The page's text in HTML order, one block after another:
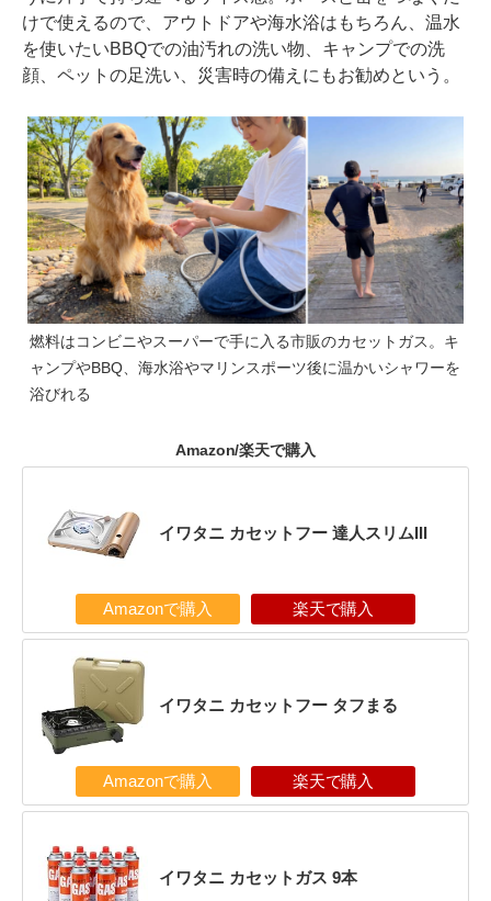
けで使えるので、アウトドアや海水浴はもちろん、温水
を使いたいBBQでの油汚れの洗い物、キャンプでの洗
顔、ペットの足洗い、災害時の備えにもお勧めという。
燃料はコンビニやスーパーで手に入る市販のカセットガス。キ
ャンプやBBQ、海水浴やマリンスポーツ後に温かいシャワーを
浴びれる
Amazon/楽天で購入
イワタニ カセットフー 達人スリムIII
Amazonで購入 楽天で購入
イワタニ カセットフー タフまる
Amazonで購入 楽天で購入
イワタニ カセットガス 9本